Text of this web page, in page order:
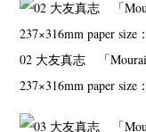
02 大友真志 「Mourai
237×316mm paper size